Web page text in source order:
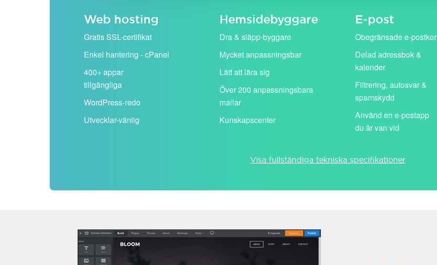
Web hosting
Gratis SSL-certifikat
Enkel hantering - cPanel
400+ appar
tillgängliga
WordPress-redo
Utvecklar-vänlig
Hemside­byggare
Dra & släpp-byggare
Mycket anpassningsbar
Lätt att lära sig
Över 200 anpassningsbara
mallar
Kunskapscenter
E-post
Obegränsade e-
Delad adressbok &
kalender
Filtrering, autosvar &
spamskydd
Använd en e-postapp
du är van vid
Visa fullständiga tekniska specifikationer